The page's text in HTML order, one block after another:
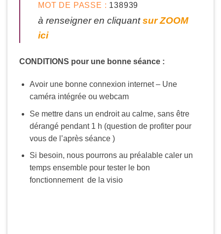
MOT DE PASSE : 138939
à renseigner en cliquantsur ZOOM
ici
CONDITIONS pour une bonne séance :
Avoir une bonne connexion internet – Une
caméra intégrée ou webcam
Se mettre dans un endroit au calme, sans être
dérangé pendant 1 h (question de profiter pour
vous de l’après séance )
Si besoin, nous pourrons au préalable caler un
temps ensemble pour tester le bon
fonctionnement de la visio